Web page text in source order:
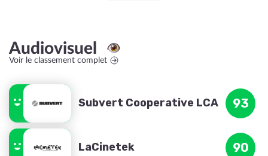
Audiovisuel
Voir le classement complet
Subvert Cooperative LCA 93
LaCinetek 90